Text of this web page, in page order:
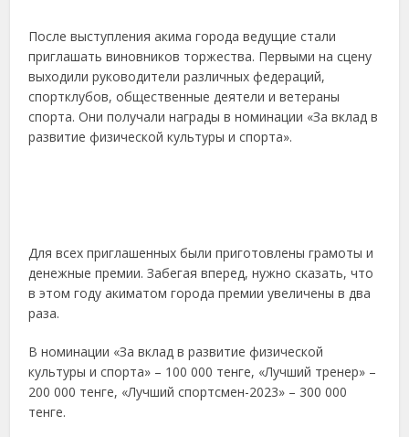
После выступления акима города ведущие стали
приглашать виновников торжества. Первыми на сцену
выходили руководители различных федераций,
спортклубов, общественные деятели и ветераны
спорта. Они получали награды в номинации «За вклад в
развитие физической культуры и спорта».
Для всех приглашенных были приготовлены грамоты и
денежные премии. Забегая вперед, нужно сказать, что
в этом году акиматом города премии увеличены в два
раза.
В номинации «За вклад в развитие физической
культуры и спорта» – 100 000 тенге, «Лучший тренер» –
200 000 тенге, «Лучший спортсмен-2023» – 300 000
тенге.